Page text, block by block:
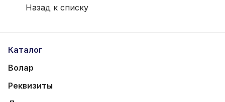
Назад к списку
Каталог
Волар
Реквизиты